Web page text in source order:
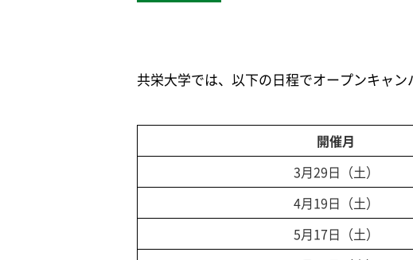
共栄大学では、以下の日程でオープンキャン
開催月
3月29日（土）
4月19日（土）
5月17日（土）